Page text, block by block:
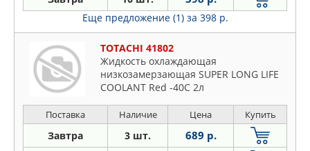
Еще предложение (1) за 398 р.
TOTACHI 41802
Жидкость охлаждающая
низкозамерзающая SUPER LONG LIFE
COOLANT Red -40C 2л
Поставка Наличие Цена Купить
Завтра 3 шт. 689 р.